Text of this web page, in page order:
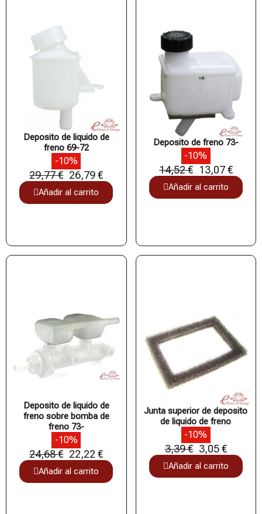
Deposito de liquido de
freno 69-72
-10%
29,77 € 26,79 €
Añadir al carrito
Deposito de freno 73-
-10%
14,52 € 13,07 €
Añadir al carrito
Deposito de liquido de
freno sobre bomba de
freno 73-
-10%
24,68 € 22,22 €
Añadir al carrito
Junta superior de deposito
de liquido de freno
-10%
3,39 € 3,05 €
Añadir al carrito